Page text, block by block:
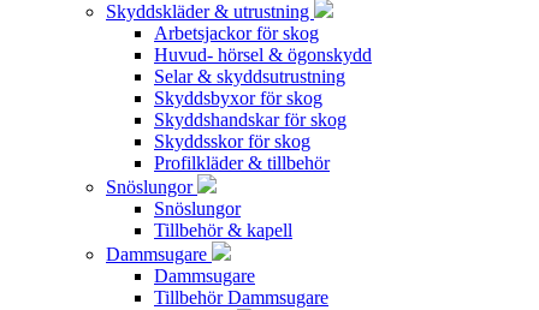
Skyddskläder & utrustning
Arbetsjackor för skog
Huvud- hörsel & ögonskydd
Selar & skyddsutrustning
Skyddsbyxor för skog
Skyddshandskar för skog
Skyddsskor för skog
Profilkläder & tillbehör
Snöslungor
Snöslungor
Tillbehör & kapell
Dammsugare
Dammsugare
Tillbehör Dammsugare